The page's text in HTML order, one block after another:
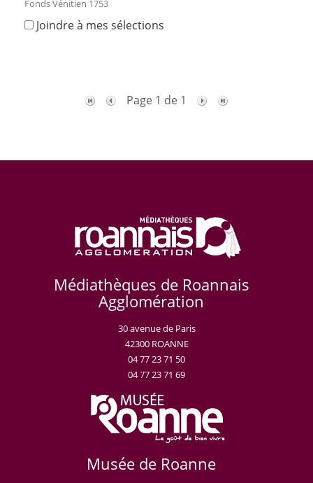
Fonds Vénitien 1753
Joindre à mes sélections
Page 1 de 1
Médiathèques de Roannais
Agglomération
30 avenue de Paris
42300 ROANNE
04 77 23 71 50
04 77 23 71 69
Musée de Roanne